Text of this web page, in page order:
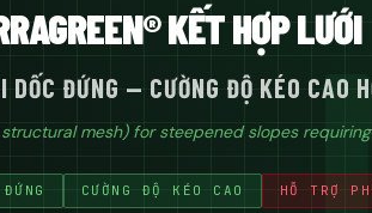
KẾT HỢP LƯỚI
DỐC ĐỨNG — CƯỜNG ĐỘ KÉO CAO
mesh) for steepened slopes
CƯỜNG ĐỘ KÉO CAO HỖ TRỢ